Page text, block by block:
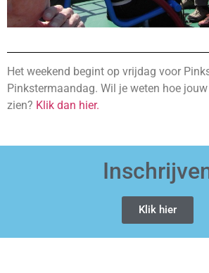
Het weekend begint op vrijdag voor
Pinkstermaandag. Wil je weten hoe
zien? Klik dan hier.
Klik hier